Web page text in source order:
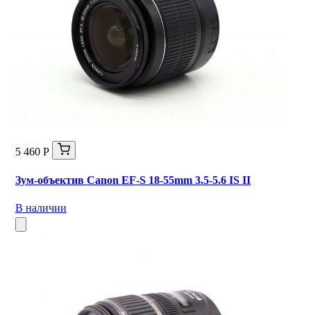
5 460 Р
Зум-объектив Canon EF-S 18-55mm 3.5-5.6 IS II
В наличии